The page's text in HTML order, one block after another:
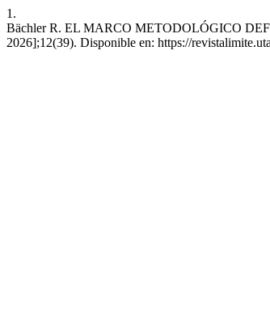
1.
Bächler R. EL MARCO METODOLÓGICO
2026];12(39). Disponible en: https://